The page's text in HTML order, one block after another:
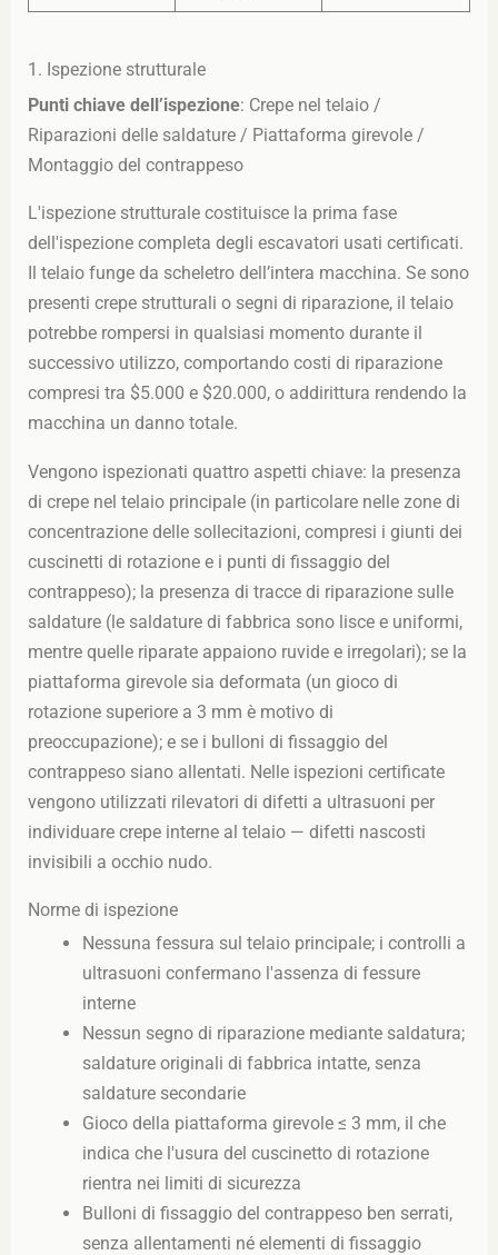
1. Ispezione strutturale
Punti chiave dell’ispezione: Crepe nel telaio /
Riparazioni delle saldature / Piattaforma girevole /
Montaggio del contrappeso
L'ispezione strutturale costituisce la prima fase
dell'ispezione completa degli escavatori usati certificati.
Il telaio funge da scheletro dell’intera macchina. Se sono
presenti crepe strutturali o segni di riparazione, il telaio
potrebbe rompersi in qualsiasi momento durante il
successivo utilizzo, comportando costi di riparazione
compresi tra $5.000 e $20.000, o addirittura rendendo la
macchina un danno totale.
Vengono ispezionati quattro aspetti chiave: la presenza
di crepe nel telaio principale (in particolare nelle zone di
concentrazione delle sollecitazioni, compresi i giunti dei
cuscinetti di rotazione e i punti di fissaggio del
contrappeso); la presenza di tracce di riparazione sulle
saldature (le saldature di fabbrica sono lisce e uniformi,
mentre quelle riparate appaiono ruvide e irregolari); se la
piattaforma girevole sia deformata (un gioco di
rotazione superiore a 3 mm è motivo di
preoccupazione); e se i bulloni di fissaggio del
contrappeso siano allentati. Nelle ispezioni certificate
vengono utilizzati rilevatori di difetti a ultrasuoni per
individuare crepe interne al telaio — difetti nascosti
invisibili a occhio nudo.
Norme di ispezione
Nessuna fessura sul telaio principale; i controlli a
ultrasuoni confermano l'assenza di fessure
interne
Nessun segno di riparazione mediante saldatura;
saldature originali di fabbrica intatte, senza
saldature secondarie
Gioco della piattaforma girevole ≤ 3 mm, il che
indica che l'usura del cuscinetto di rotazione
rientra nei limiti di sicurezza
Bulloni di fissaggio del contrappeso ben serrati,
senza allentamenti né elementi di fissaggio